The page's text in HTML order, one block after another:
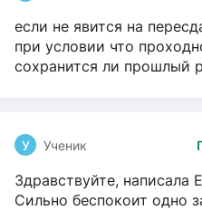
если не явится на
при условии что
сохранится ли прошлый
У Ученик
Здравствуйте, написала
Сильно беспокоит одно